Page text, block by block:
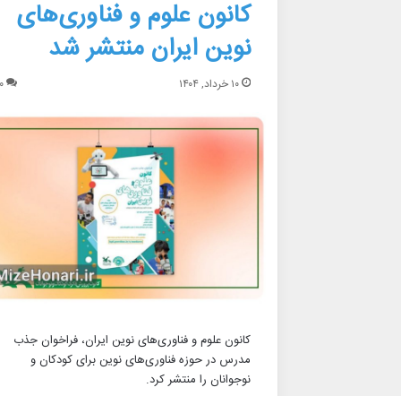
کانون علوم و فناوری‌های
نوین ایران منتشر شد
۱۰ خرداد, ۱۴۰۴ ۰
کانون علوم و فناوری‌های نوین ایران، فراخوان جذب
مدرس در حوزه فناوری‌های نوین برای کودکان و
نوجوانان را منتشر کرد.